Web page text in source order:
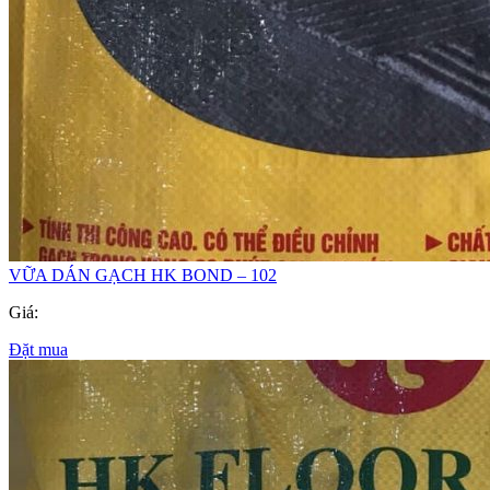
VỮA DÁN GẠCH HK BOND – 102
Giá:
Đặt mua